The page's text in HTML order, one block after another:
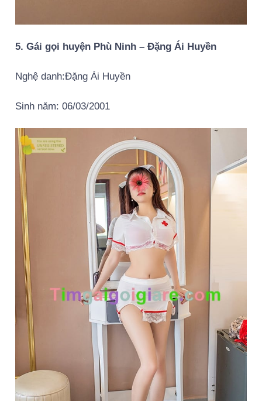
5. Gái gọi huyện Phù Ninh – Đặng Ái Huyền
Nghệ danh:Đặng Ái Huyền
Sinh năm: 06/03/2001